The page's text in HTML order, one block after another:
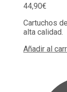
44,90€
Cartuchos
alta calidad.
Añadir al